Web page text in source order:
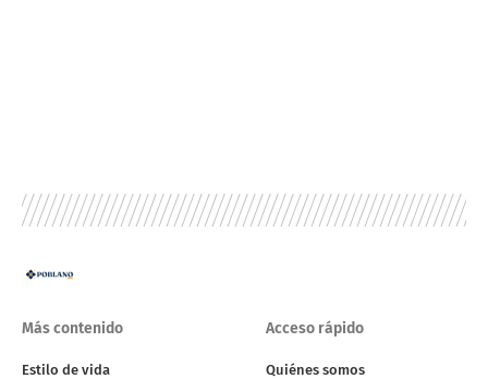
Más contenido
Estilo de vida
Acceso rápido
Quiénes somos